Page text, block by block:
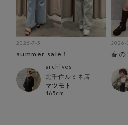
2026-7-5
summer sale！
archives
北千住ルミネ店
マツモト
165cm
2026-
春